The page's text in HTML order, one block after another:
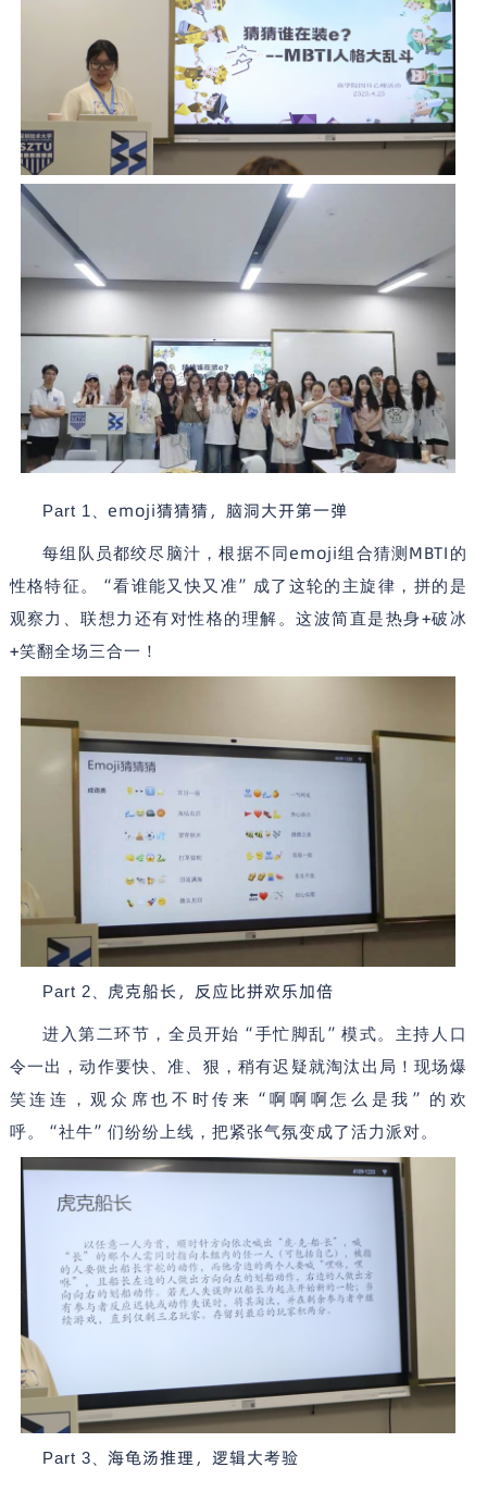
Part 1 emoji猜猜猜，脑洞大开第一弹
每组队员都绞尽脑汁，根据不同emoji组合猜测 MBTI 的
性格特征。
“看谁能又快又准” 成了这轮的主旋律，拼的是
观察力、联想力还有对性格的理解。这波简直是热身+破冰
+笑翻全场三合一！
Part 2 虎克船长，反应比拼欢乐加倍
进入第二环节，全员开始 “手忙脚乱” 模式。主持人口
令一出，动作要快、准、狠，稍有迟疑就淘汰出局！现场爆
笑连连，观众席也不时传来 “ 啊啊啊怎么是我 ” 的欢
呼。
“社牛” 们纷纷上线，把紧张气氛变成了活力派对。
Part 3 、海龟汤推理，逻辑大考验